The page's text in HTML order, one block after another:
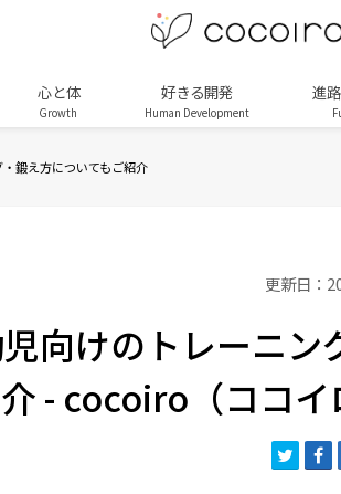
心と体
Growth
好きる開発
Human Development
進
鍛え方についてもご紹介
更新日：
向けのトレーニン
- cocoiro（ココイ